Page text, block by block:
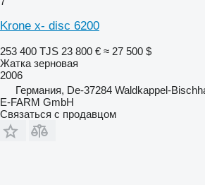
Krone x- disc 6200
253 400 TJS 23 800 € ≈ 27 500 $
Жатка зерновая
2006
Германия, De-37284 Waldkappel-
E-FARM GmbH
Связаться с продавцом